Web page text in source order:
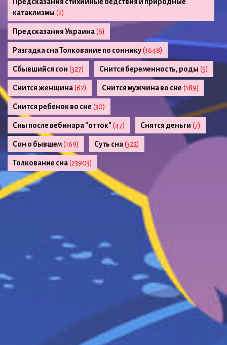
катаклизмы (2)
Предсказания Украина(6)
Разгадка сна Толкование по соннику(1648)
Сбывшийся сон (327) Снится беременность, роды (5)
Снится женщина(62) Снится мужчина во сне (189)
Снится ребенок во сне (30)
Сны после вебинара "отток"(47) Снятся деньги (7)
Сон о бывшем(169) Суть сна(322)
Толкование сна(23903)